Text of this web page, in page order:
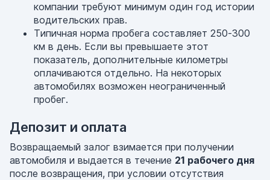
компании требуют минимум один год истории
водительских прав.
Типичная норма пробега составляет 250-300
км в день. Если вы превышаете этот
показатель, дополнительные километры
оплачиваются отдельно. На некоторых
автомобилях возможен неограниченный
пробег.
Депозит и оплата
Возвращаемый залог взимается при получении
автомобиля и выдается в течение 21 рабочего дня
после возвращения, при условии отсутствия